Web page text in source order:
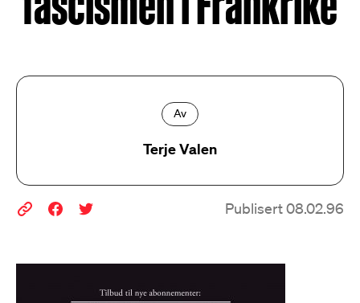
Av
Terje Valen
Publisert 08.02.96